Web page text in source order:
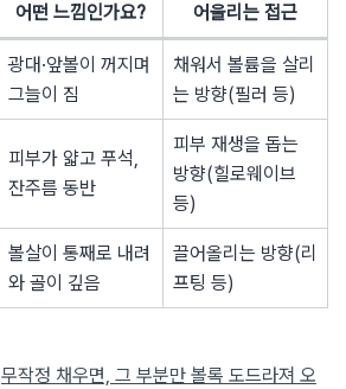
어떤 느낌인가요? 어울리는 접근
광대·앞볼이 꺼지며
그늘이 짐
채워서 볼륨을 살리
는 방향(필러 등)
피부가 얇고 푸석,
잔주름 동반
피부 재생을 돕는
방향(힐로웨이브
등)
볼살이 통째로 내려
와 골이 깊음
끌어올리는 방향(리
프팅 등)
무작정 채우면, 그 부분만 볼록 도드라져 오